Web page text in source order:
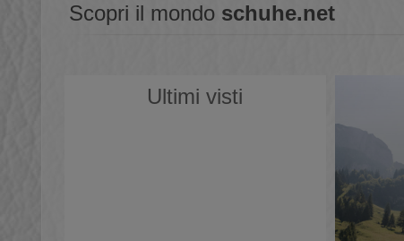
Scopri il mondo schuhe.net
Ultimi visti